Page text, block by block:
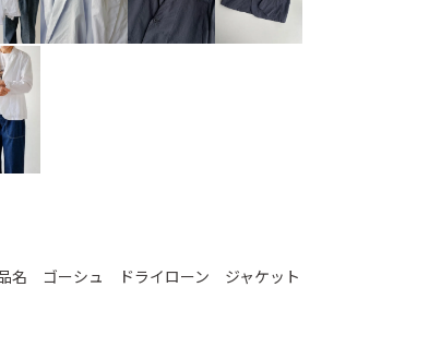
名 ゴーシュ ドライローン ジャケット